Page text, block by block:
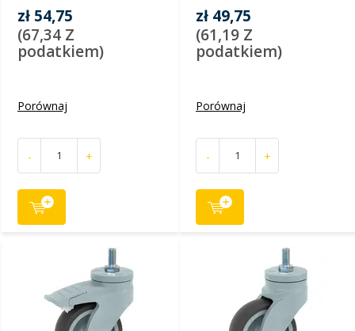
zł 54,75
(67,34 Z
podatkiem)
Porównaj
- +
zł 49,75
(61,19 Z
podatkiem)
Porównaj
- +